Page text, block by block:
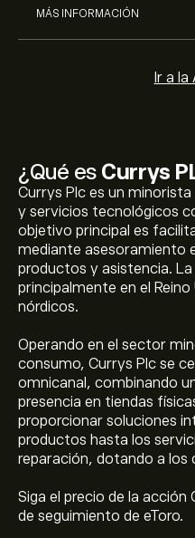
¿Qué es Currys
Currys Plc es un
y servicios tecnológicos
objetivo principal es
mediante asesoramiento
productos y asistencia.
principalmente en el Reino
nórdicos.
Operando en el sector
consumo, Currys Plc se
omnicanal, combinando
presencia en tiendas
proporcionar soluciones
productos hasta los
reparación, dotando a los
Siga el precio de la acción
de seguimiento de eToro.
MÁS INFORMACIÓN
Ir a la